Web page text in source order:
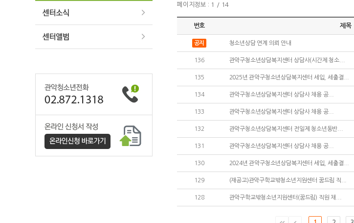
페이지정보 : 1 / 14
번호 제목
공지 청소년상담 연계 의뢰 안내
136 관악구청소년상담복지센터 상담사(시간제 청소...
135 2025년 관악구청소년상담복지센터 세입, 세출결...
134 관악구청소년상담복지센터 상담사 채용 공...
133 관악구청소년상담복지센터 상담사 채용 공...
132 관악구청소년상담복지센터 전일제 청소년동반...
131 관악구청소년상담복지센터 상담사 채용 공...
130 2024년 관악구청소년상담복지센터 세입, 세출결...
129 (재공고)관악구학교밖청소년지원센터 꿈드림 직...
128 관악구학교밖청소년지원센터(꿈드림) 직원 채...